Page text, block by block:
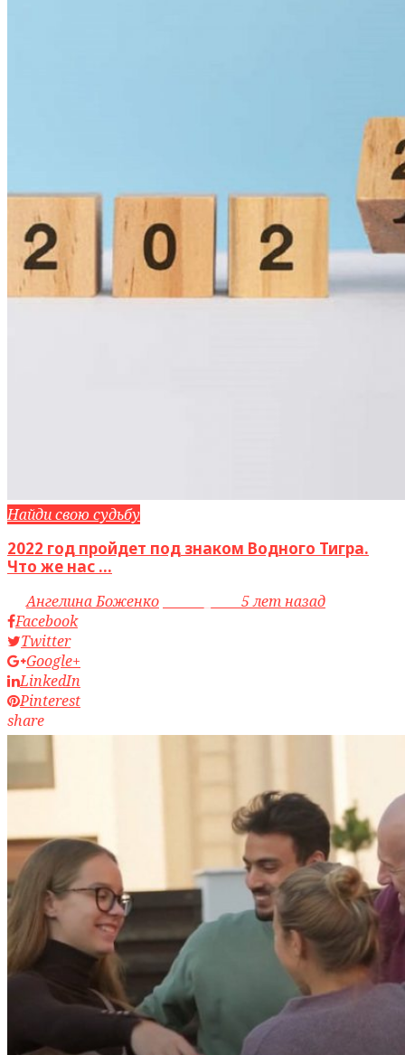
Найди свою судьбу
2022 год пройдет под знаком Водного Тигра.
Что же нас ...
byАнгелина Боженко
5 лет назад
Facebook
Twitter
Google+
LinkedIn
Pinterest
share